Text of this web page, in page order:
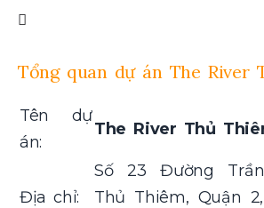
Tổng quan dự án The River
Tên dự
án:
The River Thủ
Địa chỉ:
Số 23 Đường
Thủ Thiêm, Quận